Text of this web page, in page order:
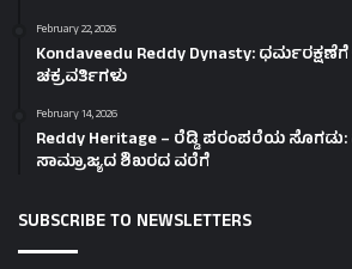
February 22, 2026
Kondaveedu Reddy Dynasty:
ಚಕ್ರವರ್ತಿಗಳು
February 14, 2026
Reddy Heritage – ರೆಡ್ಡಿ ಪರಂಪರೆಯ
ಸಾಮ್ರಾಜ್ಯದ ಶಿಖರದ ವರೆಗೆ
SUBSCRIBE TO NEWSLETTERS